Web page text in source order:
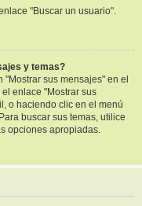
"Buscar un usuario".
y temas?
sus mensajes" en el
enlace "Mostrar sus
o haciendo clic en el menú
buscar sus temas, utilice
opciones apropiadas.